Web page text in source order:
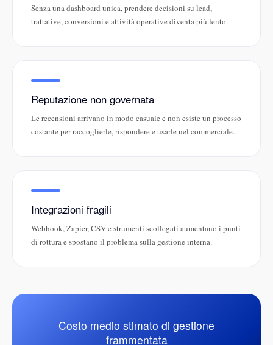
Senza una dashboard unica, prendere decisioni su lead,
trattative, conversioni e attività operative diventa più lento.
Reputazione non governata
Le recensioni arrivano in modo casuale e non esiste un processo
costante per raccoglierle, rispondere e usarle nel commerciale.
Integrazioni fragili
Webhook, Zapier, CSV e strumenti scollegati aumentano i punti
di rottura e spostano il problema sulla gestione interna.
Costo medio stimato di gestione
frammentata